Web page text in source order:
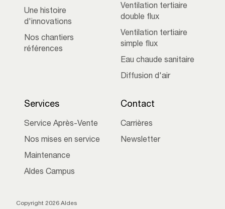
Une histoire
d'innovations
Nos chantiers
références
Ventilation tertiaire
double flux
Ventilation tertiaire
simple flux
Eau chaude sanitaire
Diffusion d'air
Services
Service Après-Vente
Nos mises en service
Maintenance
Aldes Campus
Contact
Carrières
Newsletter
Copyright 2026 Aldes